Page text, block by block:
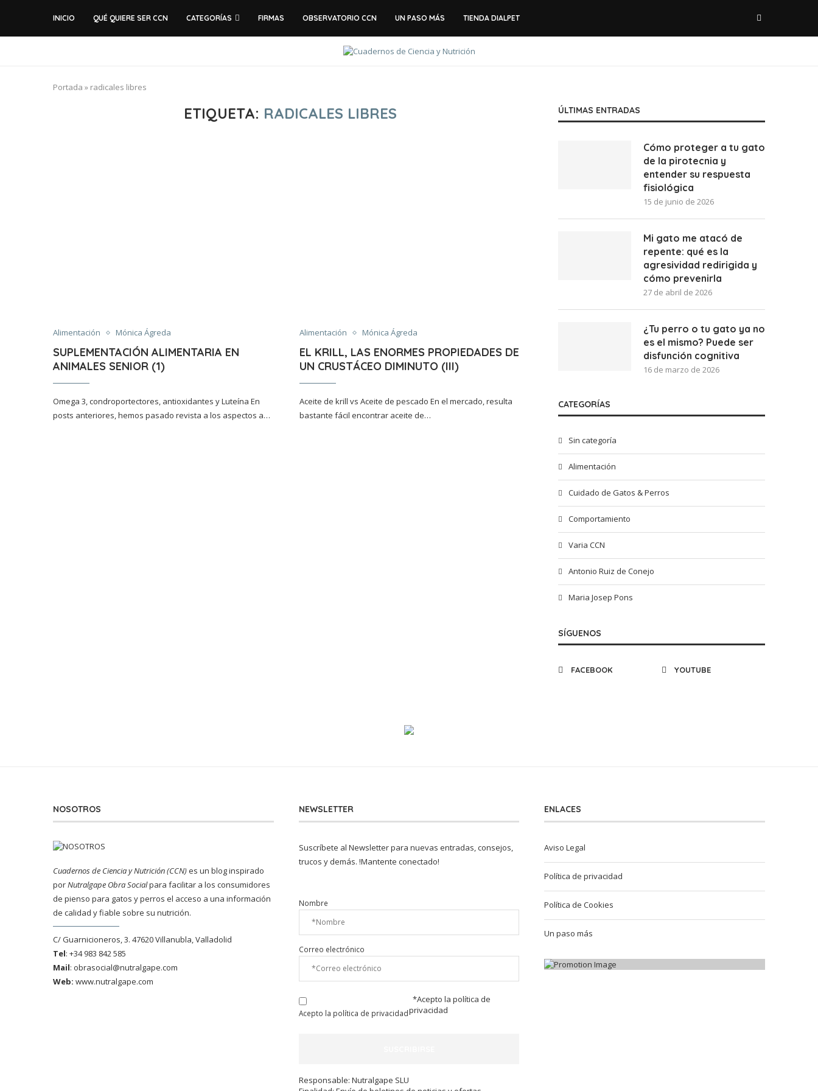
INICIO QUÉ QUIERE SER CCN CATEGORÍAS FIRMAS OBSERVATORIO CCN UN PASO MÁS TIENDA DIALPET
Portada » radicales libres
ETIQUETA: RADICALES LIBRES
Alimentación Mónica Ágreda
SUPLEMENTACIÓN ALIMENTARIA EN
ANIMALES SENIOR (1)
Omega 3, condroportectores, antioxidantes y Luteína En
posts anteriores, hemos pasado revista a los aspectos a…
Alimentación Mónica Ágreda
EL KRILL, LAS ENORMES PROPIEDADES DE
UN CRUSTÁCEO DIMINUTO (III)
Aceite de krill vs Aceite de pescado En el mercado, resulta
bastante fácil encontrar aceite de…
ÚLTIMAS ENTRADAS
Cómo proteger a tu gato
de la pirotecnia y
entender su respuesta
fisiológica
15 de junio de 2026
Mi gato me atacó de
repente: qué es la
agresividad redirigida y
cómo prevenirla
27 de abril de 2026
¿Tu perro o tu gato ya no
es el mismo? Puede ser
disfunción cognitiva
16 de marzo de 2026
CATEGORÍAS
Sin categoría
Alimentación
Cuidado de Gatos & Perros
Comportamiento
Varia CCN
Antonio Ruiz de Conejo
Maria Josep Pons
SÍGUENOS
FACEBOOK YOUTUBE
NOSOTROS
Cuadernos de Ciencia y Nutrición (CCN)es un blog inspirado
porNutralgape Obra Socialpara facilitar a los consumidores
de pienso para gatos y perros el acceso a una información
de calidad y fiable sobre su nutrición.
C/ Guarnicioneros, 3. 47620 Villanubla, Valladolid
Tel: +34 983 842 585
Mail: obrasocial@nutralgape.com
Web: www.nutralgape.com
NEWSLETTER
Suscríbete al Newsletter para nuevas entradas, consejos,
trucos y demás. !Mantente conectado!
Nombre
Correo electrónico
Acepto la política de privacidad
*Acepto la política de
privacidad
Responsable: Nutralgape SLU
ENLACES
Aviso Legal
Política de privacidad
Política de Cookies
Un paso más